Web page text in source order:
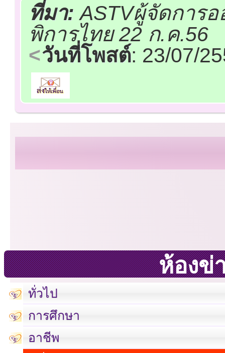
ที่มา: ASTVผู้จัดการ
พิการไทย 22 ก.ค.56
วันที่โพสต์: 23/07/
ห้องข่
ทั่วไป
การศึกษา
อาชีพ